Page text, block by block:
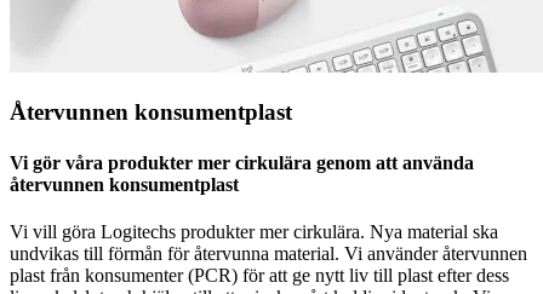
Återvunnen konsumentplast
Vi gör våra produkter mer cirkulära genom att använda
återvunnen konsumentplast
Vi vill göra Logitechs produkter mer cirkulära. Nya material ska
undvikas till förmån för återvunna material. Vi använder återvunnen
plast från konsumenter (PCR) för att ge nytt liv till plast efter dess